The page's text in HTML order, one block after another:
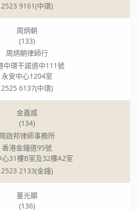
2523 9161(中環)
周炳朝
(133)
周炳朝律師行
中環干諾道中111號
永安中心1204室
2525 6137(中環)
金義威
(134)
周啟邦律師事務所
香港金鐘道95號
心31樓B室及32樓A2室
2523 2133(金鐘)
董光顯
(136)